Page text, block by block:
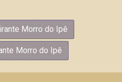
Morro do Ipê
Morro do Ipê